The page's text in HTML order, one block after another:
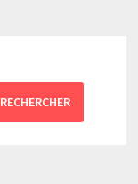
RECHERCHER